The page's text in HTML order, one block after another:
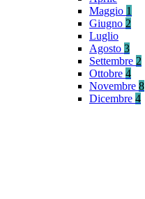
Maggio 1
Giugno 2
Luglio
Agosto 3
Settembre 2
Ottobre 4
Novembre 8
Dicembre 4